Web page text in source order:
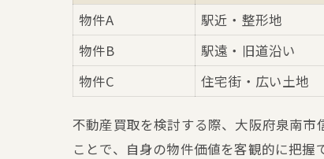
物件A
駅近・整形地
物件B
駅遠・旧道沿い
物件C
住宅街・広い土地
不動産買取を検討する際、大阪府泉南
ことで、自身の物件価値を客観的に把